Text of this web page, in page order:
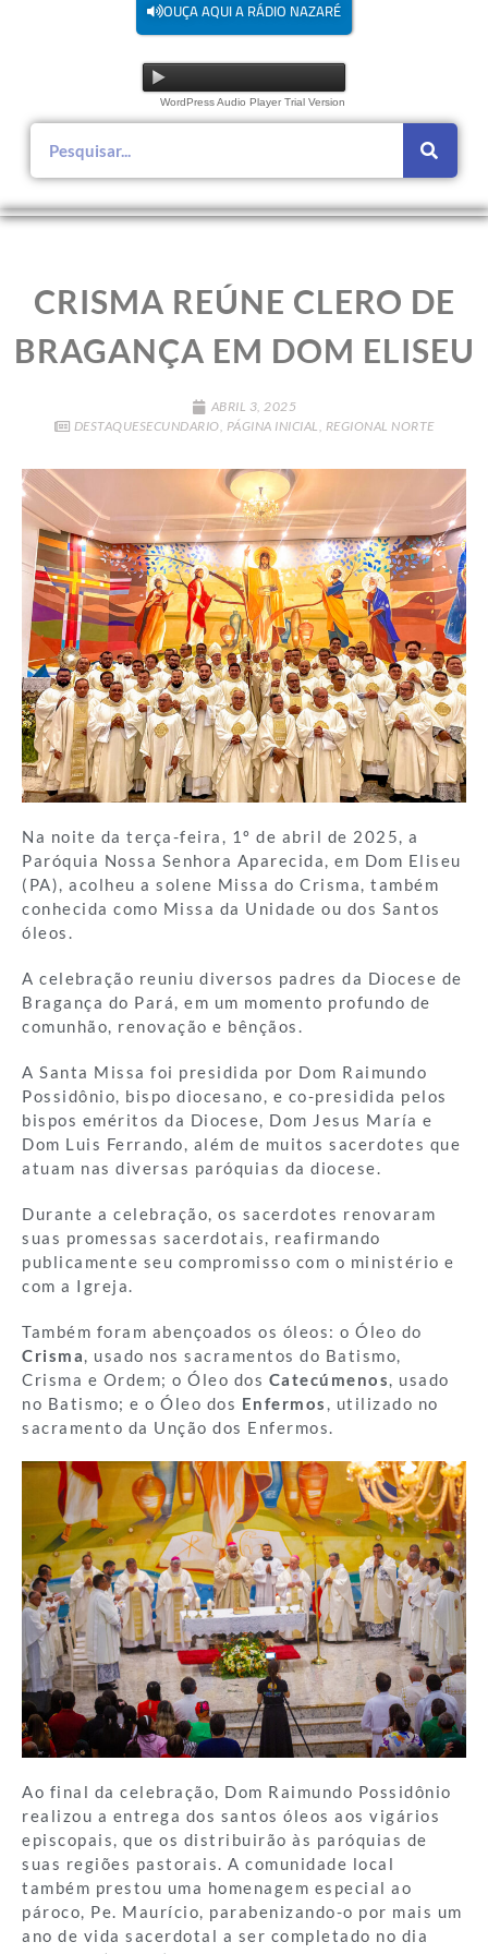
OUÇA AQUI A RÁDIO NAZARÉ
WordPress Audio Player Trial Version
CRISMA REÚNE CLERO DE
BRAGANÇA EM DOM ELISEU
ABRIL 3, 2025
DESTAQUESECUNDARIO, PÁGINA INICIAL, REGIONAL NORTE
Na noite da terça-feira, 1º de abril de 2025, a
Paróquia Nossa Senhora Aparecida, em Dom Eliseu
(PA), acolheu a solene Missa do Crisma, também
conhecida como Missa da Unidade ou dos Santos
óleos.
A celebração reuniu diversos padres da Diocese de
Bragança do Pará, em um momento profundo de
comunhão, renovação e bênçãos.
A Santa Missa foi presidida por Dom Raimundo
Possidônio, bispo diocesano, e co-presidida pelos
bispos eméritos da Diocese, Dom Jesus María e
Dom Luis Ferrando, além de muitos sacerdotes que
atuam nas diversas paróquias da diocese.
Durante a celebração, os sacerdotes renovaram
suas promessas sacerdotais, reafirmando
publicamente seu compromisso com o ministério e
com a Igreja.
Também foram abençoados os óleos: o Óleo do
Crisma, usado nos sacramentos do Batismo,
Crisma e Ordem; o Óleo dos Catecúmenos, usado
no Batismo; e o Óleo dos Enfermos , utilizado no
sacramento da Unção dos Enfermos.
Ao final da celebração, Dom Raimundo Possidônio
realizou a entrega dos santos óleos aos vigários
episcopais, que os distribuirão às paróquias de
suas regiões pastorais. A comunidade local
também prestou uma homenagem especial ao
pároco, Pe. Maurício, parabenizando-o por mais um
ano de vida sacerdotal a ser completado no dia